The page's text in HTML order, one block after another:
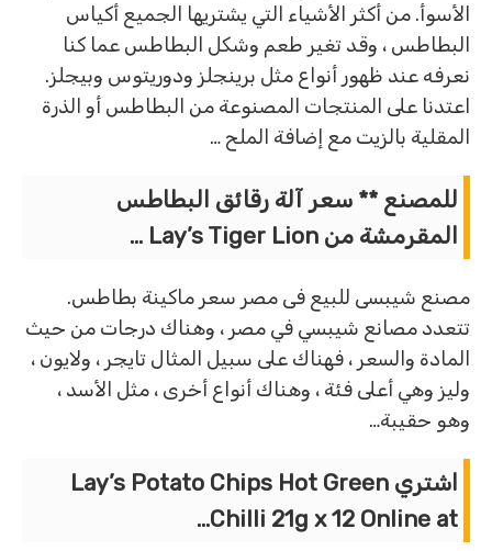
الأسوأ. من أكثر الأشياء التي يشتريها الجميع أكياس
البطاطس ، وقد تغير طعم وشكل البطاطس عما كنا
نعرفه عند ظهور أنواع مثل برينجلز ودوريتوس وبيجلز.
اعتدنا على المنتجات المصنوعة من البطاطس أو الذرة
المقلية بالزيت مع إضافة الملح …
للمصنع ** سعر آلة رقائق البطاطس
المقرمشة من Lay’s Tiger Lion …
مصنع شيبسى للبيع فى مصر سعر ماكينة بطاطس.
تتعدد مصانع شيبسي في مصر ، وهناك درجات من حيث
المادة والسعر ، فهناك على سبيل المثال تايجر ، ولايون ،
وليز وهي أعلى فئة ، وهناك أنواع أخرى ، مثل الأسد ،
وهو حقيبة…
اشتري Lay’s Potato Chips Hot Green
Chilli 21g x 12 Online at…